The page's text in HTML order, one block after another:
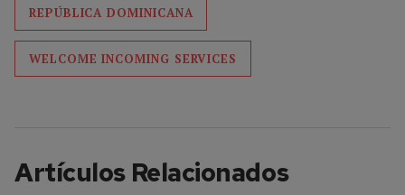
REPÚBLICA DOMINICANA
WELCOME INCOMING SERVICES
Artículos Relacionados